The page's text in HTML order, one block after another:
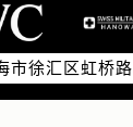
市朝阳区建国
市和平区赤峰
市徐汇区虹桥
市黄浦区南京